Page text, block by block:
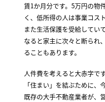
賃1か月分です。5万円の物
く、低所得の人は事業コス
また生活保護を受給してい
なると家主に次々と断られ
ることもあります。
人件費を考えると大赤字で
「住まい」を結ぶために、
既存の大手不動産業者が、